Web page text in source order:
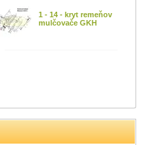
1 - 14 - kryt remeňov
mulčovače GKH